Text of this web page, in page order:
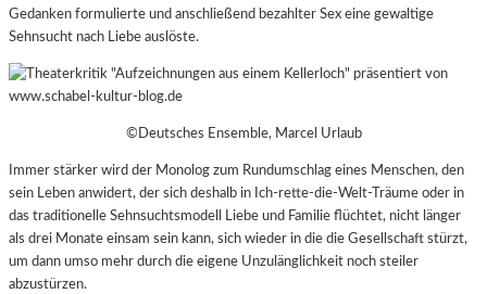
Gedanken formulierte und anschließend bezahlter Sex eine gewaltige
Sehnsucht nach Liebe auslöste.
©Deutsches Ensemble, Marcel Urlaub
Immer stärker wird der Monolog zum Rundumschlag eines Menschen, den
sein Leben anwidert, der sich deshalb in Ich-rette-die-Welt-Träume oder in
das traditionelle Sehnsuchtsmodell Liebe und Familie flüchtet, nicht länger
als drei Monate einsam sein kann, sich wieder in die die Gesellschaft stürzt,
um dann umso mehr durch die eigene Unzulänglichkeit noch steiler
abzustürzen.